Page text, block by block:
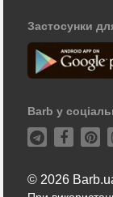
Застосунки
Barb у
© 2026